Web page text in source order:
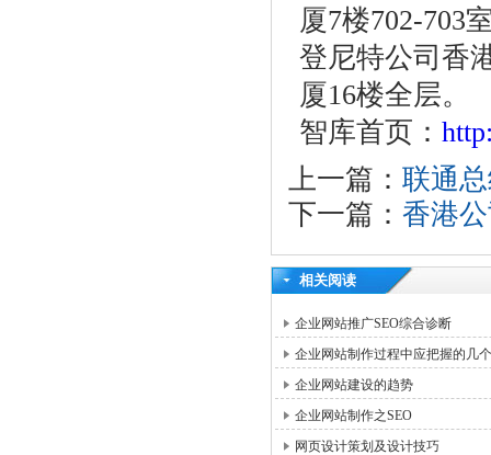
厦7楼702-703
登尼特公司香
厦16楼全层。
智库首页：
上一篇： 联通
下一篇： 香港
相关阅读
企业网站推广SEO综合诊断
企业网站制作过程中应把握的几
企业网站建设的趋势
企业网站制作之SEO
网页设计策划及设计技巧